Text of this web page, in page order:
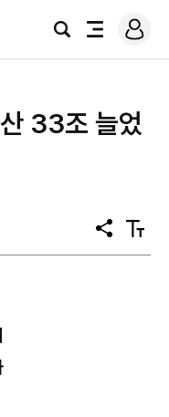
검
전
로
그
33조 늘었
공
유
텍
스